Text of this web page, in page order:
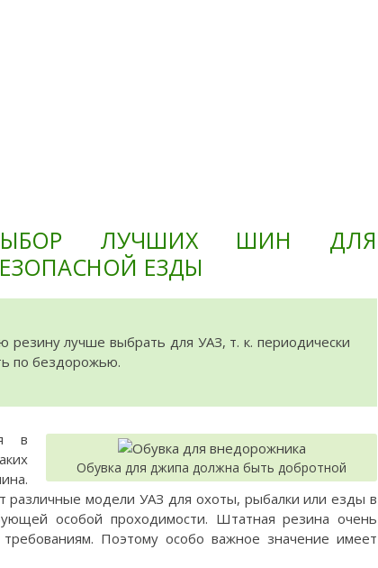
ЛУЧШИХ ШИН ДЛЯ
ЕЗДЫ
резину лучше выбрать для УАЗ, т. к. периодически
по бездорожью.
Обувка для джипа должна быть добротной
в
различные модели УАЗ для охоты, рыбалки или езды в
особой проходимости. Штатная резина очень
Поэтому особо важное значение имеет